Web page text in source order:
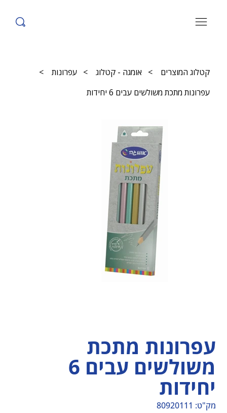
קטלוג המוצרים > אומגה - קטלוג > עפרונות
>
עפרונות מתכת משולשים עבים 6 יחידות
עפרונות מתכת
משולשים עבים 6
יחידות
מק"ט:
מק"ט
80920111
80920111